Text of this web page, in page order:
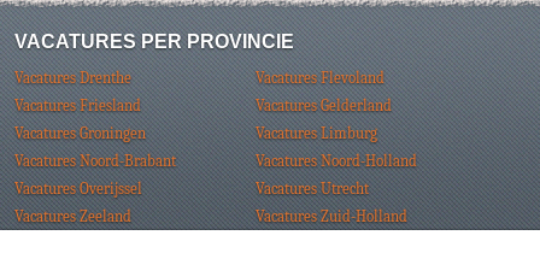
VACATURES PER PROVINCIE
Vacatures Drenthe
Vacatures Flevoland
Vacatures Friesland
Vacatures Gelderland
Vacatures Groningen
Vacatures Limburg
Vacatures Noord-Brabant
Vacatures Noord-Holland
Vacatures Overijssel
Vacatures Utrecht
Vacatures Zeeland
Vacatures Zuid-Holland